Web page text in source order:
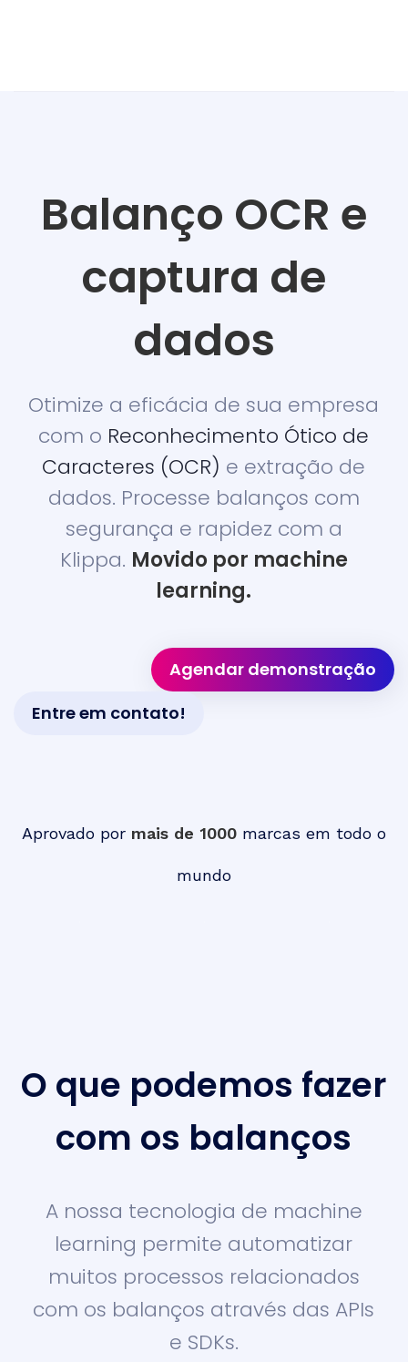
Balanço OCR e
captura de
dados
Otimize a eficácia de sua empresa
com o Reconhecimento Ótico de
Caracteres (OCR) e extração de
dados. Processe balanços com
segurança e rapidez com a
Klippa. Movido por machine
learning.
Agendar demonstração
Entre em contato!
Aprovado por mais de 1000 marcas em todo o
mundo
O que podemos fazer
com os balanços
A nossa tecnologia de machine
learning permite automatizar
muitos processos relacionados
com os balanços através das APIs
e SDKs.